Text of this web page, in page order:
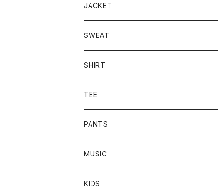
JACKET
SWEAT
CREW
HOODIE
SHIRT
TEE
L/S TEE
S/S TEE
PANTS
MUSIC
KIDS